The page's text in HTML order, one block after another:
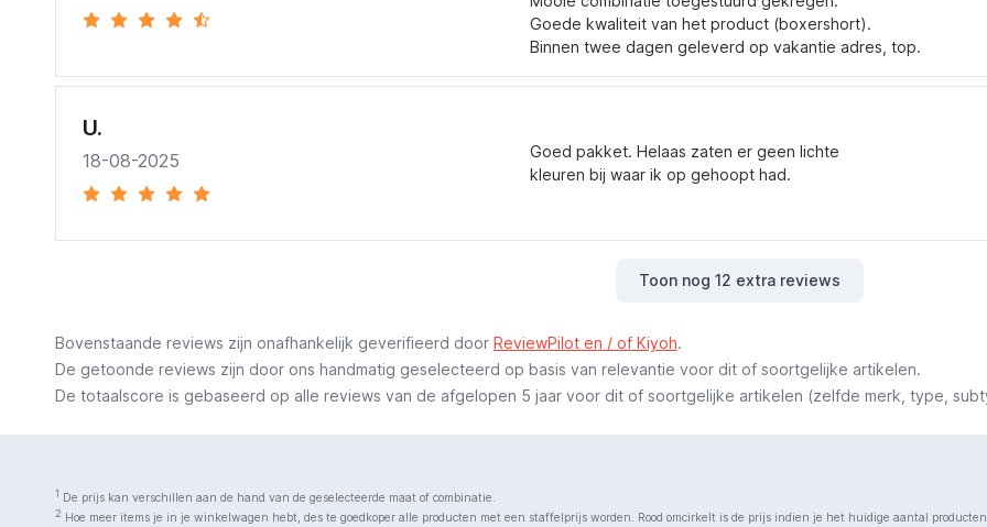
Goede kwaliteit van het product (boxershort).
Binnen twee dagen geleverd op vakantie adres, top.
U.
18-08-2025
Goed pakket. Helaas zaten er geen lichte
kleuren bij waar ik op gehoopt had.
Toon nog 12 extra reviews
Bovenstaande reviews zijn onafhankelijk geverifieerd door ReviewPilot en / of Kiyoh.
De getoonde reviews zijn door ons handmatig geselecteerd op basis van relevantie voor dit of soortgelijke artikelen.
De totaalscore is gebaseerd op alle reviews van de afgelopen 5 jaar voor dit of soortgelijke artikelen (zelfde merk, type,
1 De prijs kan verschillen aan de hand van de geselecteerde maat of combinatie.
2 Hoe meer items je in je winkelwagen hebt, des te goedkoper alle producten met een staffelprijs worden. Rood omcirkelt is de prijs indien je het huidige aantal